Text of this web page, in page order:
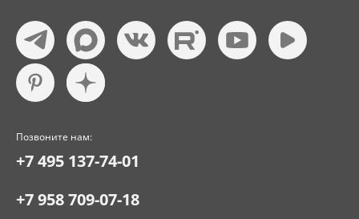
Позвоните нам:
+7 495 137-74-01
+7 958 709-07-18